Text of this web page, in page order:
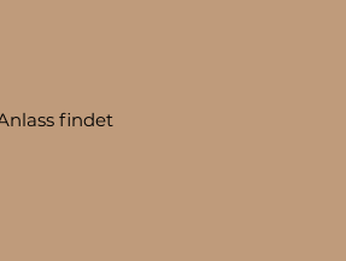
findet